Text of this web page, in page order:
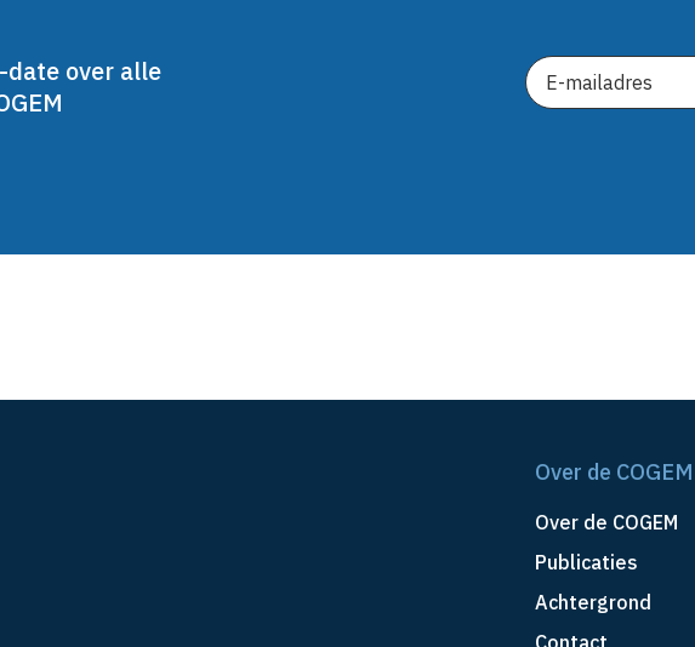
over alle
Over de COGEM
Over de COGEM
Publicaties
Achtergrond